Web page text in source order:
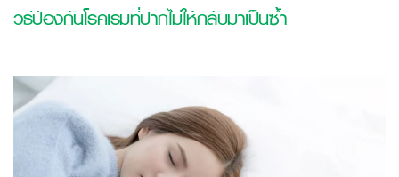
วิธีป้องกันโรคเริมที่ปากไม่ให้กลับมาเป็นซ้ำ